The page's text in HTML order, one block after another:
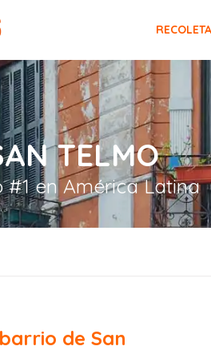
RECOLETA
TELMO
#1 en América Latina
de San